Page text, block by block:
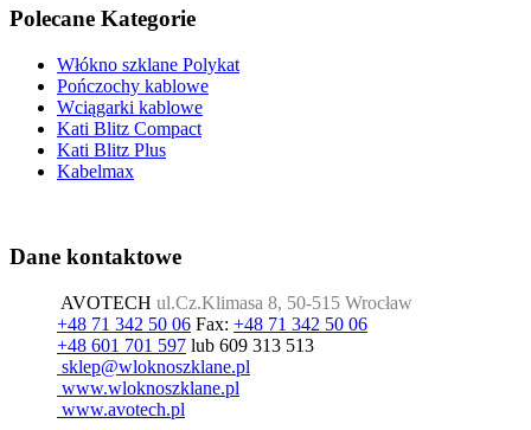
Polecane Kategorie
Włókno szklane Polykat
Pończochy kablowe
Wciągarki kablowe
Kati Blitz Compact
Kati Blitz Plus
Kabelmax
Dane kontaktowe
AVOTECH ul.Cz.Klimasa 8, 50-515 Wrocław
+48 71 342 50 06 Fax: +48 71 342 50 06
+48 601 701 597 lub 609 313 513
www.wloknoszklane.pl
www.avotech.pl